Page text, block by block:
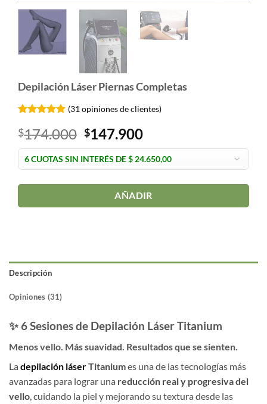
Depilación Láser Piernas Completas
4.87sobre
5 basado
en
puntuaciones
de clientes
(31 opiniones de clientes)
$174.000 El
precio
original
$174.000.
$147.900El
precio
actual
$147.900.
AÑADIR
Descripción
Opiniones (31)
✨ 6 Sesiones de Depilación Láser Titanium
Menos vello. Más suavidad. Resultados que se sienten.
La depilación láserTitaniumes una de las tecnologías más
avanzadas para lograr una reducción real y progresiva del
vello , cuidando la piel y mejorando su textura desde las